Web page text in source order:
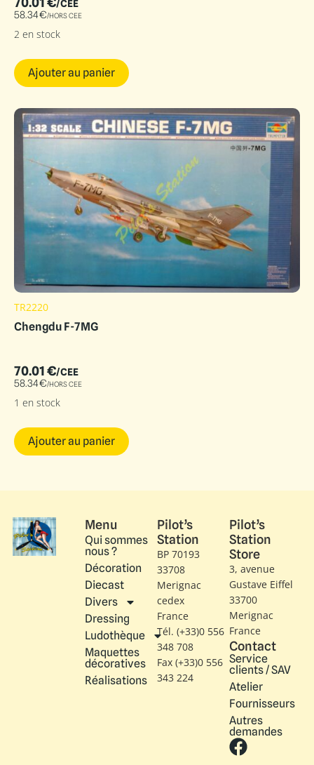
/CEE
58.34€/HORS CEE
2 en stock
Ajouter au panier
TR2220
Chengdu F-7MG
70.01€/CEE
58.34€/HORS CEE
1 en stock
Ajouter au panier
Menu
Qui sommes
nous ?
Décoration
Diecast
Divers
Dressing
Ludothèque
Maquettes
décoratives
Réalisations
Pilot’s
Station
BP 70193
33708
Merignac
cedex
France
Tél. (+33)0 556
348 708
Fax (+33)0 556
343 224
Pilot’s
Station
Store
3, avenue
Gustave Eiffel​
33700
Merignac
France
Contact
Service
clients / SAV
Atelier
Fournisseurs
Autres
demandes